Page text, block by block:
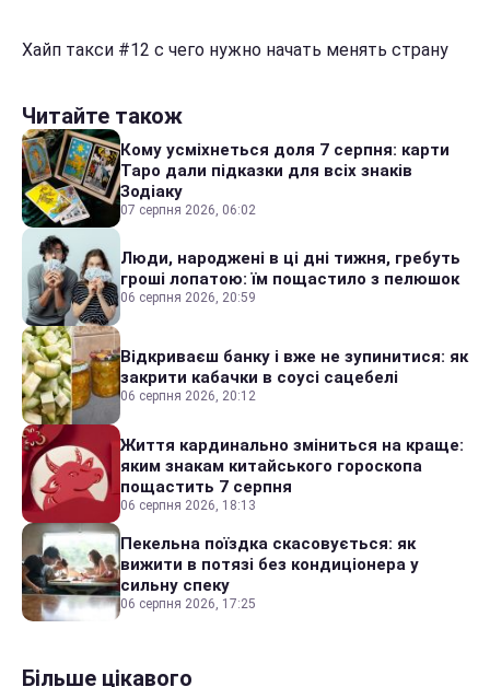
Хайп такси #12 с чего нужно начать менять страну
Читайте також
Кому усміхнеться доля 7 серпня: карти
Таро дали підказки для всіх знаків
Зодіаку
07 серпня 2026, 06:02
Люди, народжені в ці дні тижня, гребуть
гроші лопатою: їм пощастило з пелюшок
06 серпня 2026, 20:59
Відкриваєш банку і вже не зупинитися: як
закрити кабачки в соусі сацебелі
06 серпня 2026, 20:12
Життя кардинально зміниться на краще:
яким знакам китайського гороскопа
пощастить 7 серпня
06 серпня 2026, 18:13
Пекельна поїздка скасовується: як
вижити в потязі без кондиціонера у
сильну спеку
06 серпня 2026, 17:25
Більше цікавого